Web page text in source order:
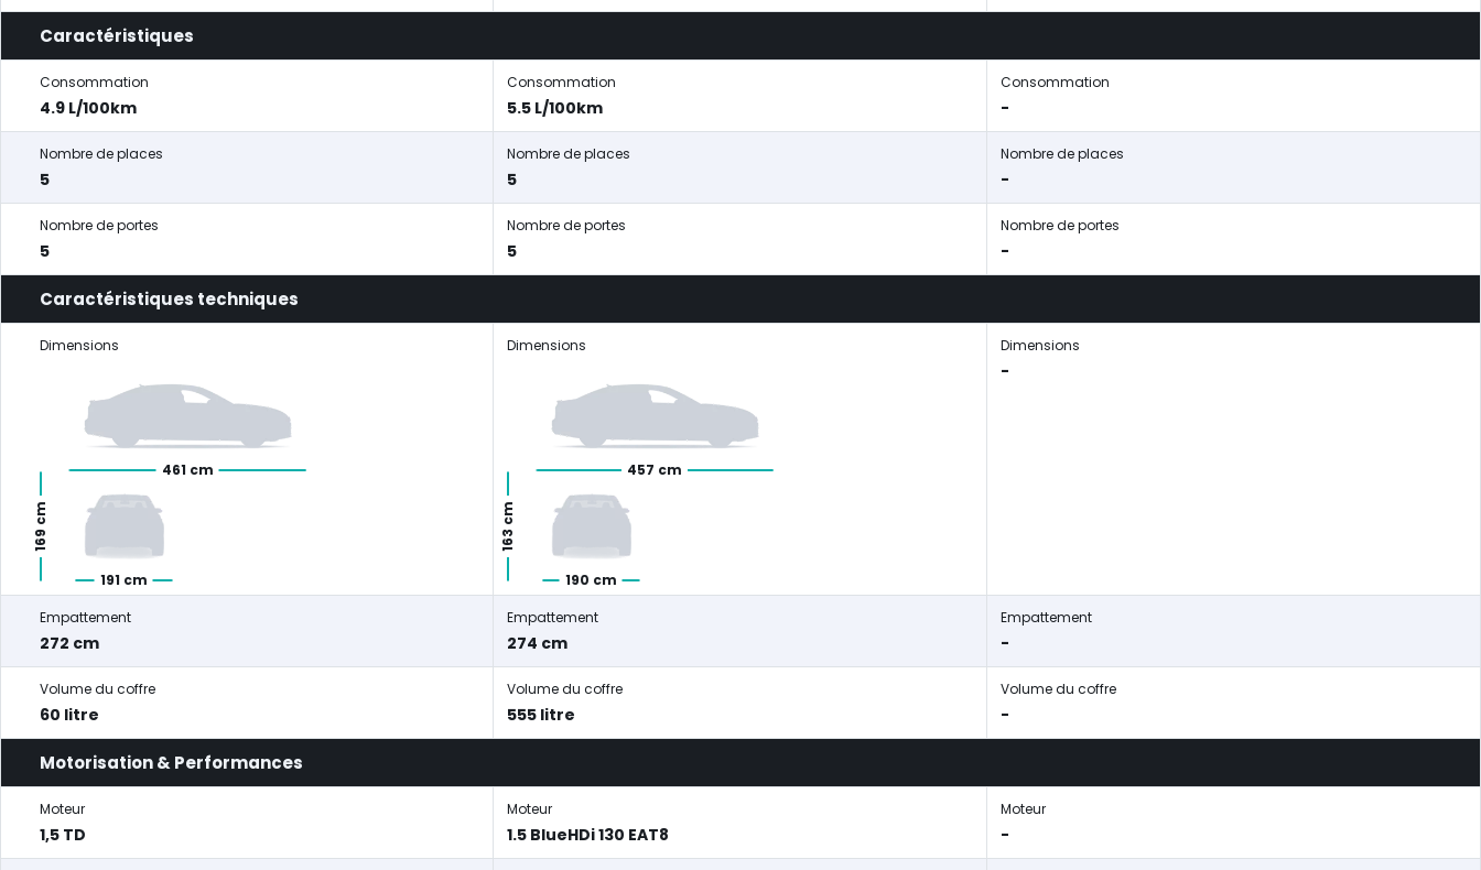
Caractéristiques
Consommation
4.9 L/100km
Consommation
5.5 L/100km
Consommation
-
Nombre de places
5
Nombre de places
5
Nombre de places
-
Nombre de portes
5
Nombre de portes
5
Nombre de portes
-
Caractéristiques techniques
Dimensions
461 cm
191 cm
169 cm
Dimensions
457 cm
190 cm
163 cm
Dimensions
-
Empattement
272 cm
Empattement
274 cm
Empattement
-
Volume du coffre
60 litre
Volume du coffre
555 litre
Volume du coffre
-
Motorisation & Performances
Moteur
1,5 TD
Moteur
1.5 BlueHDi 130 EAT8
Moteur
-